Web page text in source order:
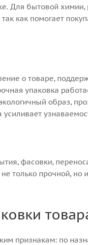
Для бытовой
как помогает
о товаре,
упаковка
образ,
фасовки,
только прочной, но
признакам: по